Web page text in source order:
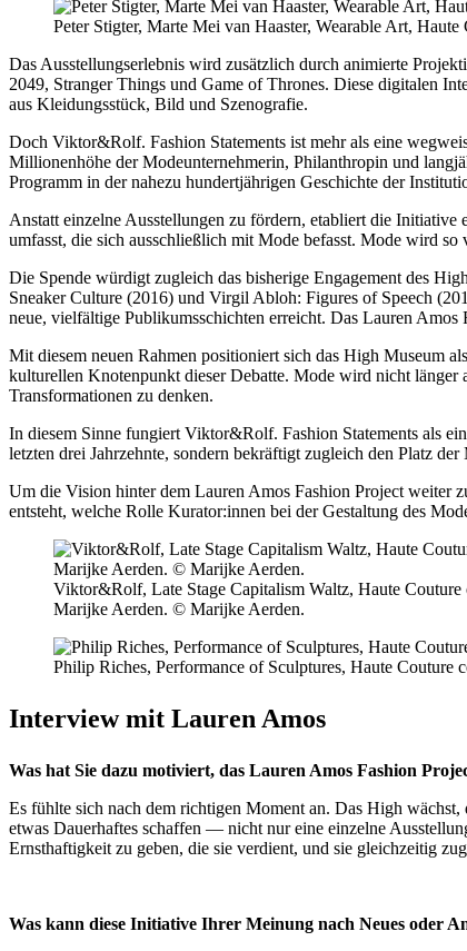
Peter Stigter, Marte Mei van Haaster, Wearable Art,
Das Ausstellungserlebnis wird zusätzlich durch animierte
2049, Stranger Things und Game of Thrones. Diese digitalen
aus Kleidungsstück, Bild und Szenografie.
Doch Viktor&Rolf. Fashion Statements ist mehr als eine
Millionenhöhe der Modeunternehmerin, Philanthropin und
Programm in der nahezu hundertjährigen Geschichte der
Anstatt einzelne Ausstellungen zu fördern, etabliert die
umfasst, die sich ausschließlich mit Mode befasst. Mode wird
Die Spende würdigt zugleich das bisherige Engagement des
Sneaker Culture (2016) und Virgil Abloh: Figures of Speech
neue, vielfältige Publikumsschichten erreicht. Das Lauren
Mit diesem neuen Rahmen positioniert sich das High Museum
kulturellen Knotenpunkt dieser Debatte. Mode wird nicht länger
Transformationen zu denken.
In diesem Sinne fungiert Viktor&Rolf. Fashion Statements als
letzten drei Jahrzehnte, sondern bekräftigt zugleich den Platz
Um die Vision hinter dem Lauren Amos Fashion Project weiter
entsteht, welche Rolle Kurator:innen bei der Gestaltung des
Viktor&Rolf, Late Stage Capitalism Waltz, Haute
Marijke Aerden. © Marijke Aerden.
Philip Riches, Performance of Sculptures, Haute
Interview mit Lauren Amos
Was hat Sie dazu motiviert, das Lauren Amos Fashion
Es fühlte sich nach dem richtigen Moment an. Das High
etwas Dauerhaftes schaffen — nicht nur eine einzelne
Ernsthaftigkeit zu geben, die sie verdient, und sie gleichzeitig
Was kann diese Initiative Ihrer Meinung nach Neues oder